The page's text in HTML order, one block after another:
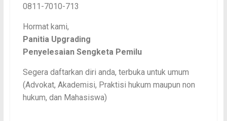
0811-7010-713
Hormat kami,
Panitia Upgrading
Penyelesaian Sengketa Pemilu
Segera daftarkan diri anda, terbuka untuk umum
(Advokat, Akademisi, Praktisi hukum maupun non
hukum, dan Mahasiswa)